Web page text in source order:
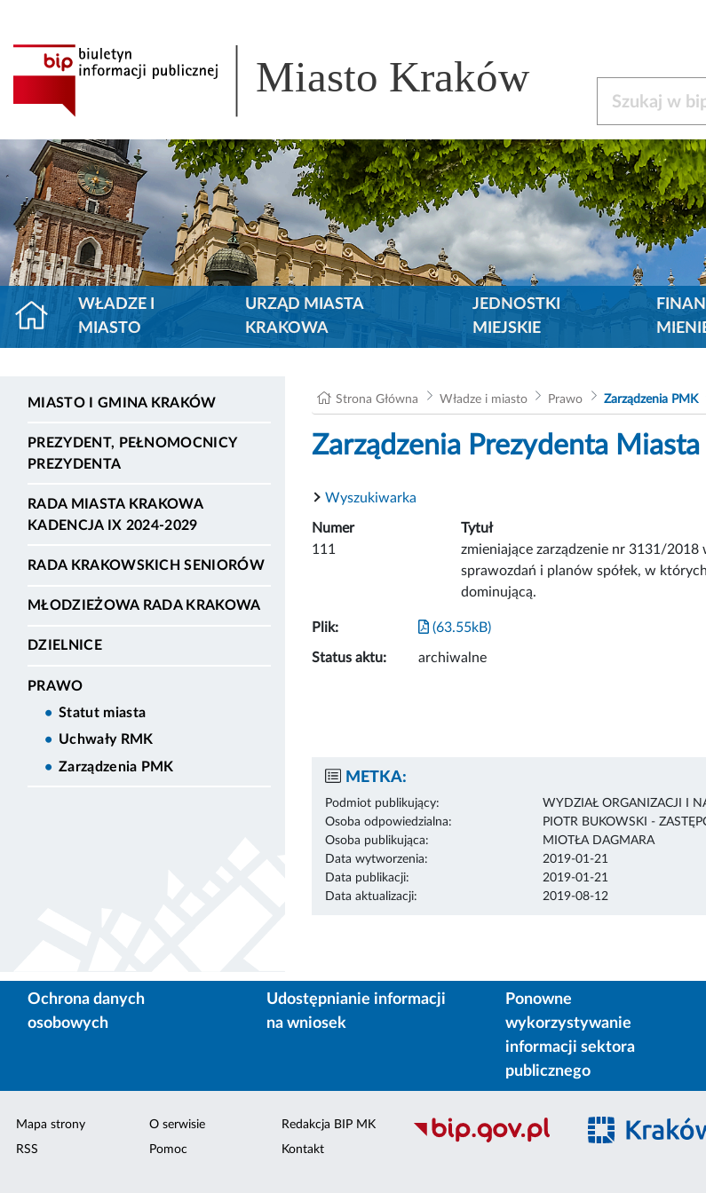
Miasto Kraków
WŁADZE I
MIASTO
URZĄD MIASTA
KRAKOWA
JEDNOSTKI
MIEJSKIE
MIASTO I GMINA KRAKÓW
PREZYDENT, PEŁNOMOCNICY
PREZYDENTA
RADA MIASTA KRAKOWA
KADENCJA IX 2024-2029
RADA KRAKOWSKICH SENIORÓW
MŁODZIEŻOWA RADA KRAKOWA
DZIELNICE
PRAWO
Statut miasta
Uchwały RMK
Zarządzenia PMK
Strona Główna Władze i miasto Prawo Zarządzenia PMK
Zarządzenia Prezydenta
Wyszukiwarka
Numer Tytuł
111
zmieniające zarządzenie nr 3131/
sprawozdań i planów spółek, w
dominującą.
Plik: (63.55kB)
Status aktu: archiwalne
METKA:
Podmiot publikujący:
WYDZIAŁ ORGANIZACJI I
Osoba odpowiedzialna:
PIOTR BUKOWSKI -
Osoba publikująca:
MIOTŁA DAGMARA
Data wytworzenia:
2019-01-21
Data publikacji:
2019-01-21
Data aktualizacji:
2019-08-12
Ochrona danych
osobowych
Udostępnianie informacji
na wniosek
Ponowne
wykorzystywanie
informacji sektora
publicznego
Mapa strony
RSS
O serwisie
Pomoc
Redakcja BIP MK
Kontakt